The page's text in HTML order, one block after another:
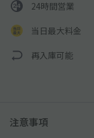
24時間営業
当日最大料金
再入庫可能
注意事項